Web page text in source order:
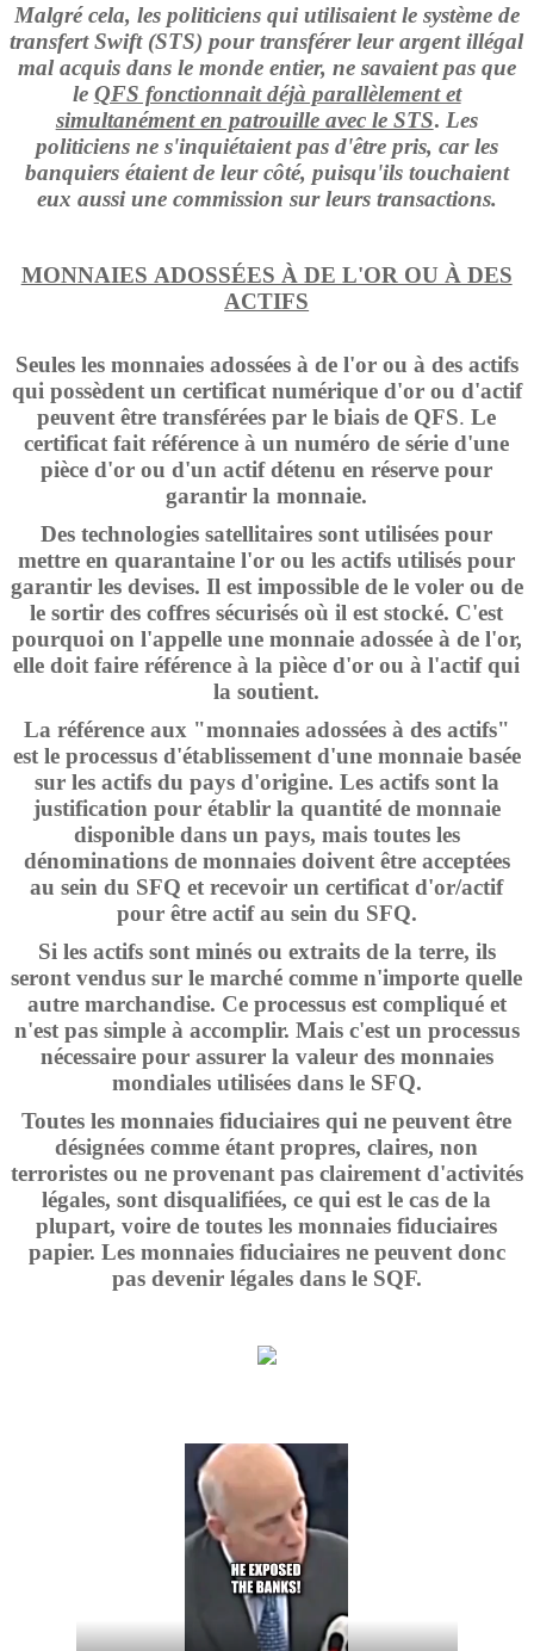
Malgré cela, les politiciens qui utilisaient le système de
transfert Swift (STS) pour transférer leur argent illégal
mal acquis dans le monde entier, ne savaient pas que
le QFS fonctionnait déjà parallèlement et
simultanément en patrouille avec le STS. Les
politiciens ne s'inquiétaient pas d'être pris, car les
banquiers étaient de leur côté, puisqu'ils touchaient
eux aussi une commission sur leurs transactions.
MONNAIES ADOSSÉES À DE L'OR OU À DES
ACTIFS
Seules les monnaies adossées à de l'or ou à des actifs
qui possèdent un certificat numérique d'or ou d'actif
peuvent être transférées par le biais de QFS. Le
certificat fait référence à un numéro de série d'une
pièce d'or ou d'un actif détenu en réserve pour
garantir la monnaie.
Des technologies satellitaires sont utilisées pour
mettre en quarantaine l'or ou les actifs utilisés pour
garantir les devises. Il est impossible de le voler ou de
le sortir des coffres sécurisés où il est stocké. C'est
pourquoi on l'appelle une monnaie adossée à de l'or,
elle doit faire référence à la pièce d'or ou à l'actif qui
la soutient.
La référence aux "monnaies adossées à des actifs"
est le processus d'établissement d'une monnaie basée
sur les actifs du pays d'origine. Les actifs sont la
justification pour établir la quantité de monnaie
disponible dans un pays, mais toutes les
dénominations de monnaies doivent être acceptées
au sein du SFQ et recevoir un certificat d'or/actif
pour être actif au sein du SFQ.
Si les actifs sont minés ou extraits de la terre, ils
seront vendus sur le marché comme n'importe quelle
autre marchandise. Ce processus est compliqué et
n'est pas simple à accomplir. Mais c'est un processus
nécessaire pour assurer la valeur des monnaies
mondiales utilisées dans le SFQ.
Toutes les monnaies fiduciaires qui ne peuvent être
désignées comme étant propres, claires, non
terroristes ou ne provenant pas clairement d'activités
légales, sont disqualifiées, ce qui est le cas de la
plupart, voire de toutes les monnaies fiduciaires
papier. Les monnaies fiduciaires ne peuvent donc
pas devenir légales dans le SQF.